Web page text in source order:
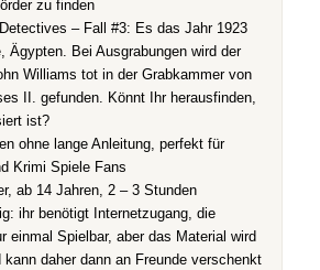
zu finden
– Fall #3: Es das Jahr 1923
Ägypten. Bei Ausgrabungen wird der
Williams tot in der Grabkammer von
II. gefunden. Könnt Ihr herausfinden,
ist?
ohne lange Anleitung, perfekt für
Krimi Spiele Fans
ab 14 Jahren, 2 – 3 Stunden
ihr benötigt Internetzugang, die
einmal Spielbar, aber das Material wird
daher dann an Freunde verschenkt